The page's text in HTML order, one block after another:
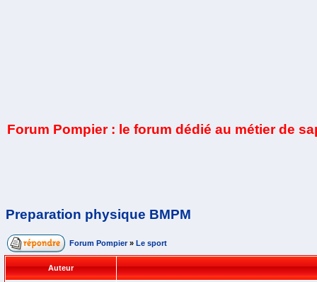
Forum Pompier : le forum dédié au métier de
Preparation physique BMPM
Forum Pompier » Le sport
Auteur